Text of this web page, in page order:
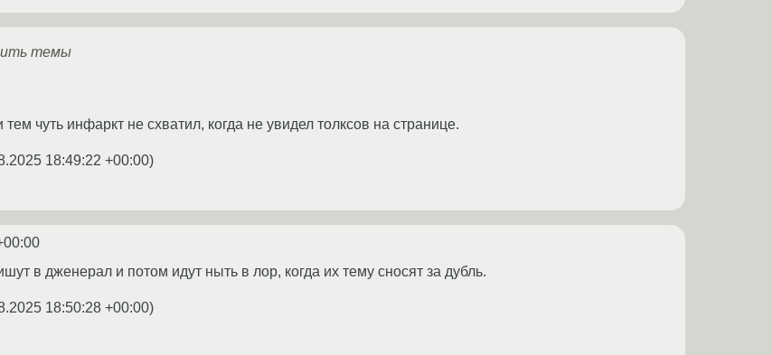
темы
чуть инфаркт не схватил, когда не увидел толксов на странице.
18:49:22 +00:00)
в дженерал и потом идут ныть в лор, когда их тему сносят за дубль.
18:50:28 +00:00)